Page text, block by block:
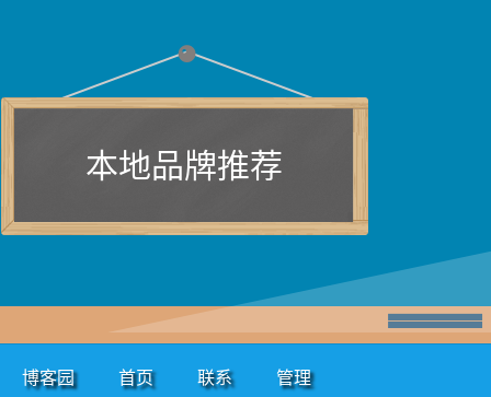
本地品牌推荐
博客园 首页 联系 管理